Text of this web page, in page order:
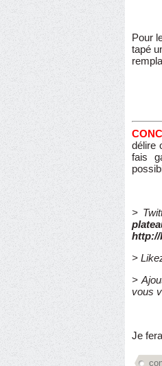
Pour
tapé
délire
fais
>
http://
>
>
vous
Je